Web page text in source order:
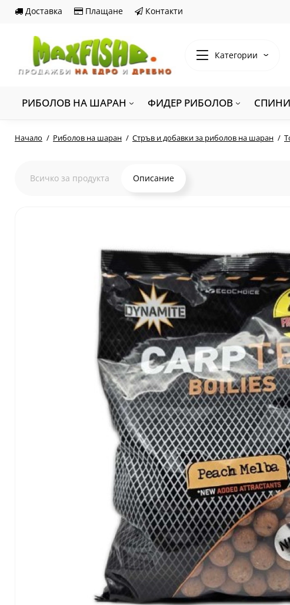
Доставка Плащане Контакти
Категории
РИБОЛОВ НА ШАРАН ФИДЕР РИБОЛОВ
Начало Риболов на шаран Стръв и добавки за риболов на шаран
Всичко за продукта Описание